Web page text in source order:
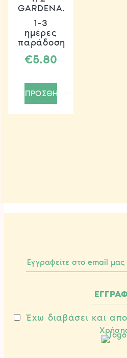
GARDENA.
1-3
ημέρες
παράδοση
€5.80
ΠΡΟΣΘΗΚΗ+
Έχω διαβάσει και